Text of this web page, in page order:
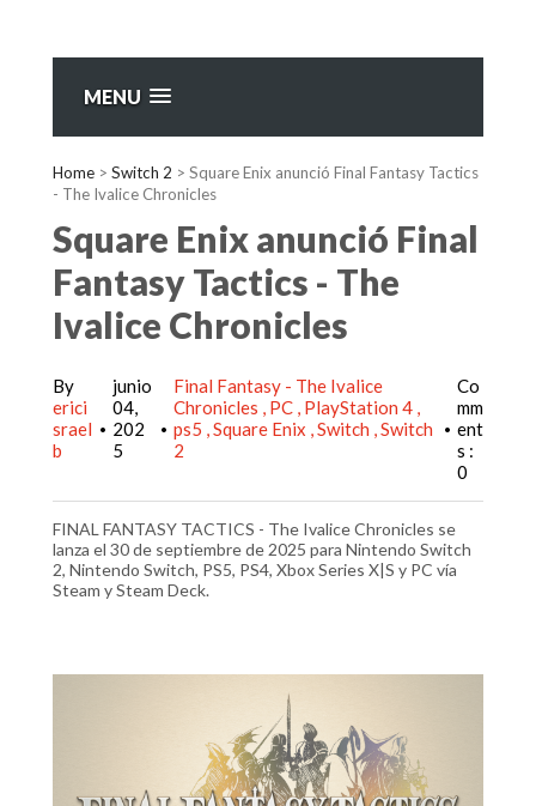
MENU
Home > Switch 2 > Square Enix anunció Final Fantasy Tactics
- The Ivalice Chronicles
Square Enix anunció Final
Fantasy Tactics - The
Ivalice Chronicles
By
erici
srael
b
•
junio
04,
202
5
•
Final Fantasy - The Ivalice
Chronicles
PC PlayStation 4
ps5 Square Enix Switch Switch
2
•
Co
mm
ent
s :
0
FINAL FANTASY TACTICS - The Ivalice Chronicles se
lanza el 30 de septiembre de 2025 para Nintendo Switch
2, Nintendo Switch, PS5, PS4, Xbox Series X|S y PC vía
Steam y Steam Deck.